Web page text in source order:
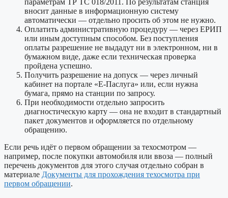
параметрам ТР ТС 018/2011. По результатам станция
вносит данные в информационную систему
автоматически — отдельно просить об этом не нужно.
Оплатить административную процедуру — через ЕРИП
или иным доступным способом. Без поступления
оплаты разрешение не выдадут ни в электронном, ни в
бумажном виде, даже если техническая проверка
пройдена успешно.
Получить разрешение на допуск — через личный
кабинет на портале «Е-Паслуга» или, если нужна
бумага, прямо на станции по запросу.
При необходимости отдельно запросить
диагностическую карту — она не входит в стандартный
пакет документов и оформляется по отдельному
обращению.
Если речь идёт о первом обращении за техосмотром —
например, после покупки автомобиля или ввоза — полный
перечень документов для этого случая отдельно собран в
материале Документы для прохождения техосмотра при
первом обращении.